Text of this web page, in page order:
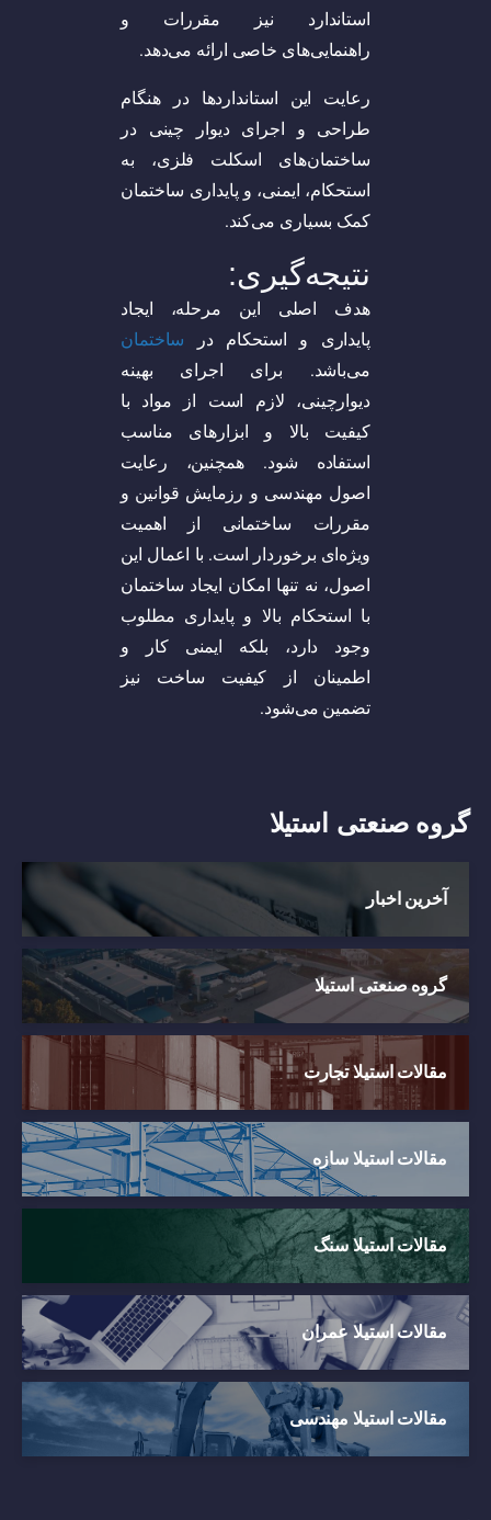
استاندارد نیز مقررات و
راهنمایی‌های خاصی ارائه می‌دهد.
رعایت این استانداردها در هنگام
طراحی و اجرای دیوار چینی در
ساختمان‌های اسکلت فلزی، به
استحکام، ایمنی، و پایداری ساختمان
کمک بسیاری می‌کند.
نتیجه‌گیری:
هدف اصلی این مرحله، ایجاد
پایداری و استحکام در ساختمان
می‌باشد. برای اجرای بهینه
دیوارچینی، لازم است از مواد با
کیفیت بالا و ابزارهای مناسب
استفاده شود. همچنین، رعایت
اصول مهندسی و رزمایش قوانین و
مقررات ساختمانی از اهمیت
ویژه‌ای برخوردار است. با اعمال این
اصول، نه تنها امکان ایجاد ساختمان
با استحکام بالا و پایداری مطلوب
وجود دارد، بلکه ایمنی کار و
اطمینان از کیفیت ساخت نیز
تضمین می‌شود.
گروه صنعتی استیلا
آخرین اخبار
گروه صنعتی استیلا
مقالات استیلا تجارت
مقالات استیلا سازه
مقالات استیلا سنگ
مقالات استیلا عمران
مقالات استیلا مهندسی